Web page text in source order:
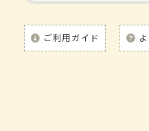
ご利用ガイド